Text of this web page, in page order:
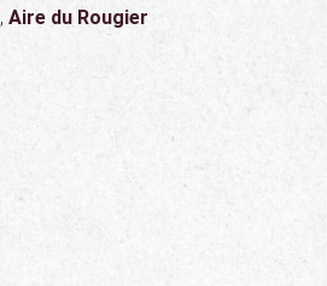
, Aire du Rougier